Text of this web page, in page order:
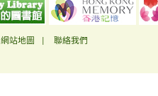
網站地圖 聯絡我們